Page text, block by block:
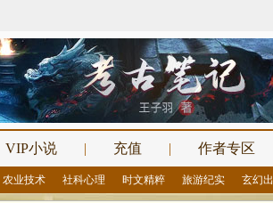
VIP小说 | 充值 | 作者专区
农业技术 社科心理 时文精粹 旅游纪实 玄幻